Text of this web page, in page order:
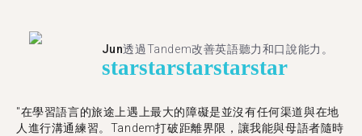
Jun透過Tandem改善英語聽力和口說能力。
starstarstarstarstar
"在學習語言的旅途上遇上最大的障礙是並沒有任何渠道與在地
人進行溝通練習。Tandem打破距離界限，讓我能與母語者隨時